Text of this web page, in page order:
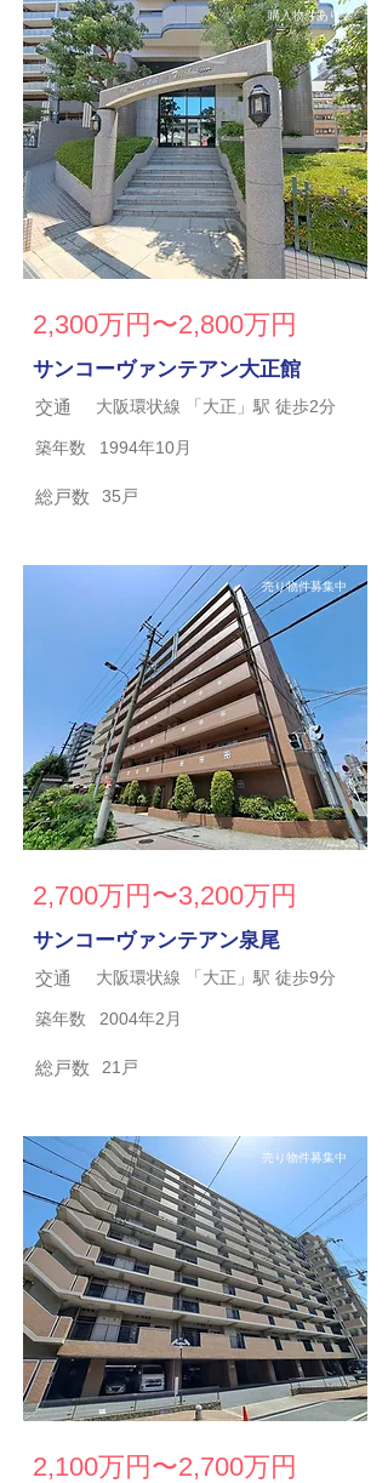
購入物件あり
2,300万円〜2,800万円
サンコーヴァンテアン大正館
交通 大阪環状線 「大正」駅 徒歩2分
築年数 1994年10月
総戸数 35戸
売り物件募集中
2,700万円〜3,200万円
サンコーヴァンテアン泉尾
交通 大阪環状線 「大正」駅 徒歩9分
築年数 2004年2月
総戸数 21戸
売り物件募集中
2,100万円〜2,700万円